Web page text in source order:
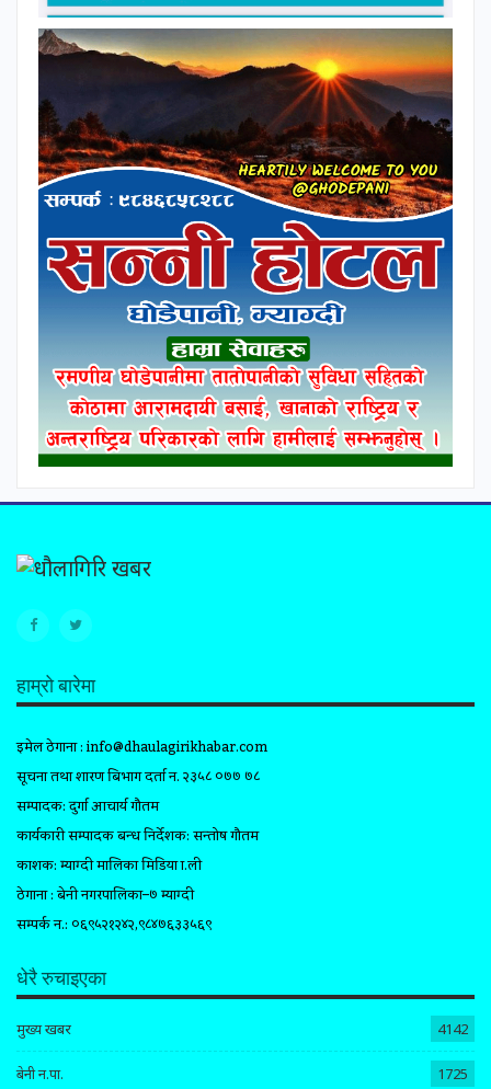
हाम्रो बारेमा
इमेल ठेगाना :info@dhaulagirikhabar.com
सूचना तथा प्रशारण बिभाग दर्ता न. २३५८ ०७७ ७८
सम्पादक: दुर्गा आचार्य गौतम
कार्यकारी सम्पादक प्रबन्ध निर्देशक: सन्तोष गौतम
प्रकाशक: म्याग्दी मालिका मिडिया प्रा.ली
ठेगाना : बेनी नगरपालिका–७ म्याग्दी
सम्पर्क न.: ०६९५२१२४२,९८४७६३३५६९
धेरै रुचाइएका
मुख्य खबर 4142
बेनी न.पा. 1725